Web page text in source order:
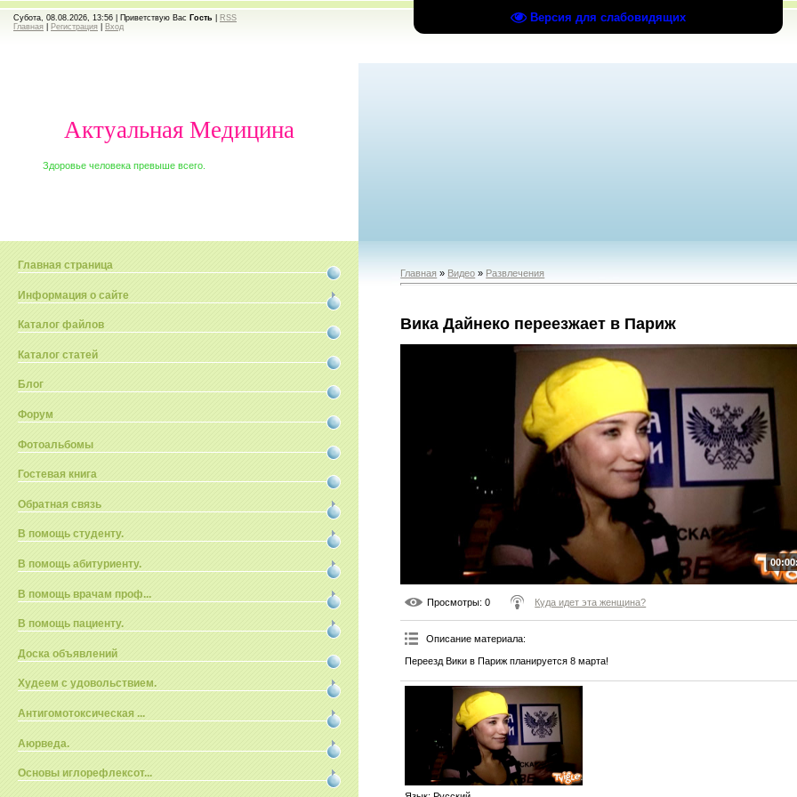
Версия для слабовидящих
Субота, 08.08.2026, 13:56 | Приветствую Вас Гость
RSS
Главная
Регистрация Вход
Актуальная Медицина
Здоровье человека превыше всего.
Главная страница
Информация о сайте
Каталог файлов
Каталог статей
Блог
Форум
Фотоальбомы
Гостевая книга
Обратная связь
В помощь студенту.
В помощь абитуриенту.
В помощь врачам проф...
В помощь пациенту.
Доска объявлений
Худеем с удовольствием.
Антигомотоксическая ...
Аюрведа.
Основы иглорефлексот...
Главная » Видео » Развлечения
Вика Дайнеко переезжает в Париж
Просмотры: 0 Куда идет эта женщина?
Описание материала:
Переезд Вики в Париж планируется 8 марта!